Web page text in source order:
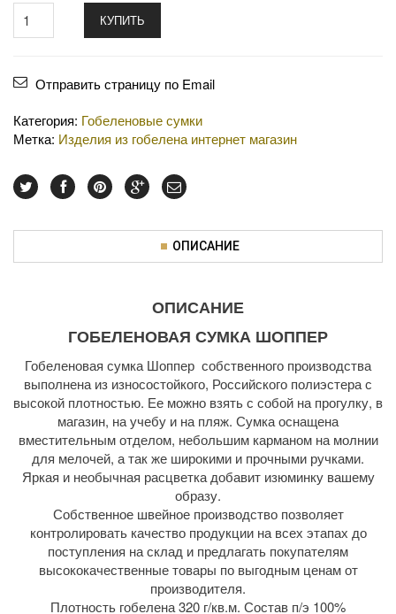
КУПИТЬ
Отправить страницу по Email
Категория: Гобеленовые сумки
Метка: Изделия из гобелена интернет магазин
ОПИСАНИЕ
ОПИСАНИЕ
ГОБЕЛЕНОВАЯ СУМКА ШОППЕР
Гобеленовая сумка Шоппер собственного производства
выполнена из износостойкого, Российского полиэстера с
высокой плотностью. Ее можно взять с собой на прогулку, в
магазин, на учебу и на пляж. Сумка оснащена
вместительным отделом, небольшим карманом на молнии
для мелочей, а так же широкими и прочными ручками.
Яркая и необычная расцветка добавит изюминку вашему
образу.
Собственное швейное производство позволяет
контролировать качество продукции на всех этапах до
поступления на склад и предлагать покупателям
высококачественные товары по выгодным ценам от
производителя.
Плотность гобелена 320 г/кв.м. Состав п/э 100%